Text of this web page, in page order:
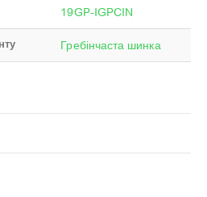
19GP-IGPCIN
Гребінчаста шинка